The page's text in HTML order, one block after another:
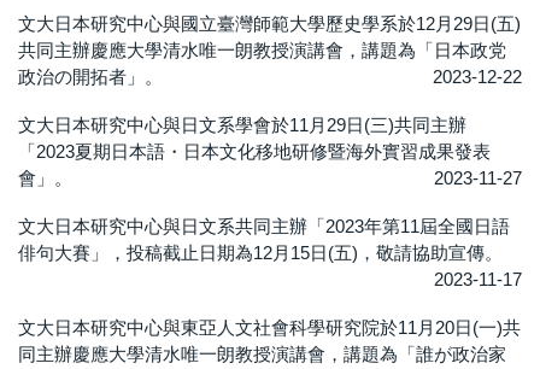
文大日本研究中心與國立臺灣師範大學歷史學系於12月29日(五)
共同主辦慶應大學清水唯一朗教授演講會，講題為「日本政党
政治の開拓者」。
2023-12-22
文大日本研究中心與日文系學會於11月29日(三)共同主辦
「2023夏期日本語・日本文化移地研修暨海外實習成果發表
會」。
2023-11-27
文大日本研究中心與日文系共同主辦「2023年第11屆全國日語
俳句大賽」，投稿截止日期為12月15日(五)，敬請協助宣傳。
2023-11-17
文大日本研究中心與東亞人文社會科學研究院於11月20日(一)共
同主辦慶應大學清水唯一朗教授演講會，講題為「誰が政治家